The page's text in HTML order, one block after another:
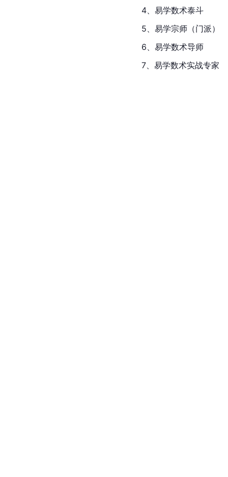
4、易学数术泰斗
5、易学宗师（门派）
6、易学数术导师
7、易学数术实战专家